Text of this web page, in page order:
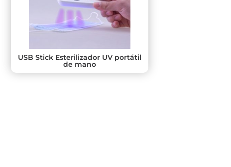
USB Stick Esterilizador UV portátil
de mano